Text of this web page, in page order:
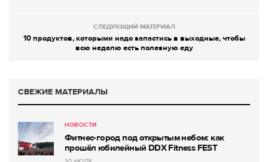
СЛЕДУЮЩИЙ МАТЕРИАЛ
10 продуктов, которыми надо запастись в выходные, чтобы
всю неделю есть полезную еду
СВЕЖИЕ МАТЕРИАЛЫ
НОВОСТИ
Фитнес-город под открытым небом: как
прошёл юбилейный DDX Fitness FEST